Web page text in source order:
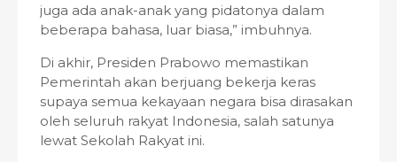
juga ada anak-anak yang pidatonya dalam
beberapa bahasa, luar biasa,” imbuhnya.
Di akhir, Presiden Prabowo memastikan
Pemerintah akan berjuang bekerja keras
supaya semua kekayaan negara bisa dirasakan
oleh seluruh rakyat Indonesia, salah satunya
lewat Sekolah Rakyat ini.